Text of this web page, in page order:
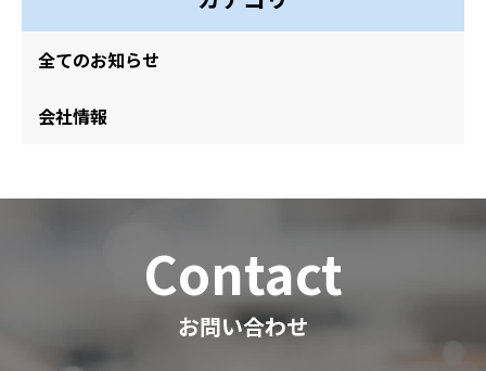
全てのお知らせ
会社情報
Contact
お問い合わせ